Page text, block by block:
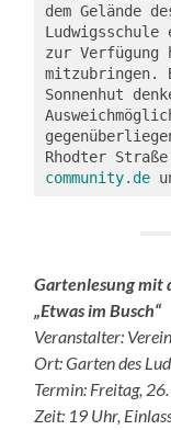
dem Gelände
zur
mitzubringen.
Sonnenhut
Rhodter
community.de
Gartenlesung mit
„Etwas im Busch“
Veranstalter:
Ort: Garten des
Termin: Freitag,
Zeit: 19 Uhr,